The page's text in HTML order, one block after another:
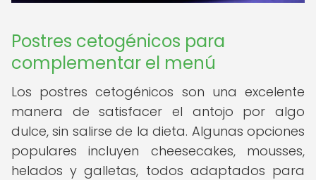
Postres cetogénicos para
complementar el menú
Los postres cetogénicos son una excelente
manera de satisfacer el antojo por algo
dulce, sin salirse de la dieta. Algunas opciones
populares incluyen cheesecakes, mousses,
helados y galletas, todos adaptados para